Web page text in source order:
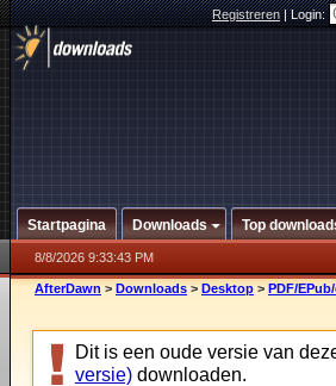
Registreren|Login:
Startpagina Downloads Top
8/8/2026 9:33:43 PM
AfterDawn > Downloads > Desktop > PDF/
Dit is een oude versie van
versie) downloaden.